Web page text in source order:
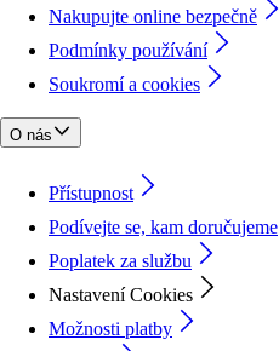
Nakupujte online bezpečně
Podmínky používání
Soukromí a cookies
O nás
Přístupnost
Podívejte se, kam doručujeme
Poplatek za službu
Nastavení Cookies
Možnosti platby